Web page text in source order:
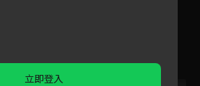
立即登入